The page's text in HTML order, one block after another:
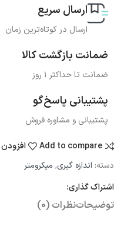
ارسال سریع
ارسال در کوتاه‌ترین زمان
ضمانت بازگشت کالا
ضمانت تا حداکثر ۱ روز
پشتیبانی پاسخ‌گو
پشتیبانی و مشاوره فروش
Add to compare
دسته: اندازه گیری, میکرومتر
اشتراک گذاری:
توضیحاتنظرات (0)